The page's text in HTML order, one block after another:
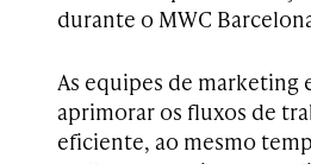
durante o MWC
As equipes de marketing
aprimorar os fluxos de
eficiente, ao mesmo